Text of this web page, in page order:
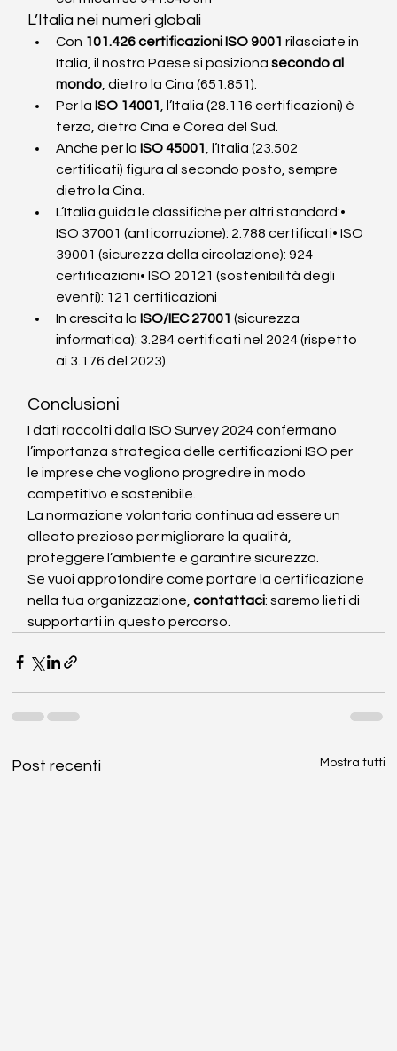
L’Italia nei numeri globali
Con 101.426 certificazioni ISO 9001 rilasciate in
Italia, il nostro Paese si posiziona secondo al
mondo , dietro la Cina (651.851).
Per la ISO 14001
, l’Italia (28.116 certificazioni) è
terza, dietro Cina e Corea del Sud.
Anche per la ISO 45001
, l’Italia (23.502
certificati) figura al secondo posto, sempre
dietro la Cina.
L’Italia guida le classifiche per altri standard:•
ISO 37001 (anticorruzione): 2.788 certificati• ISO
39001 (sicurezza della circolazione): 924
certificazioni• ISO 20121 (sostenibilità degli
eventi): 121 certificazioni
In crescita la ISO/IEC 27001 (sicurezza
informatica): 3.284 certificati nel 2024 (rispetto
ai 3.176 del 2023).
Conclusioni
I dati raccolti dalla ISO Survey 2024 confermano
l’importanza strategica delle certificazioni ISO per
le imprese che vogliono progredire in modo
competitivo e sostenibile.
La normazione volontaria continua ad essere un
alleato prezioso per migliorare la qualità,
proteggere l’ambiente e garantire sicurezza.
Se vuoi approfondire come portare la certificazione
nella tua organizzazione, contattaci: saremo lieti di
supportarti in questo percorso.
Post recenti Mostra tutti